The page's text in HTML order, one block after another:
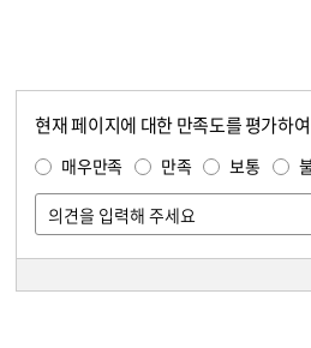
현재 페이지에 대한 만족도를 평가하
매우만족 만족 보통